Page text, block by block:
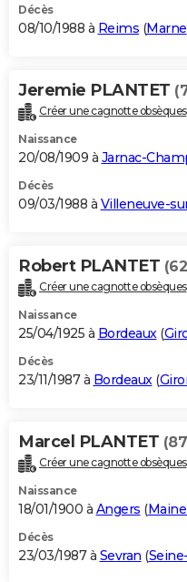
Décès
08/10/1988 à Reims (Marne
Jeremie PLANTET
Créer une cagnotte obsèques
Naissance
20/08/1909 à Jarnac-
Décès
09/03/1988 à Villeneuve-
Robert PLANTET
Créer une cagnotte obsèques
Naissance
25/04/1925 à Bordeaux(
Décès
23/11/1987 à Bordeaux(
Marcel PLANTET
Créer une cagnotte obsèques
Naissance
18/01/1900 à Angers (
Décès
23/03/1987 à Sevran (